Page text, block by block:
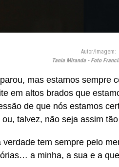
Autor/Imagem:
Tania Miranda - Foto
mas estamos sempre
em altos brados que
de que nós estamos
talvez, não seja assim
verdade tem sempre pelo
a minha, a sua e a